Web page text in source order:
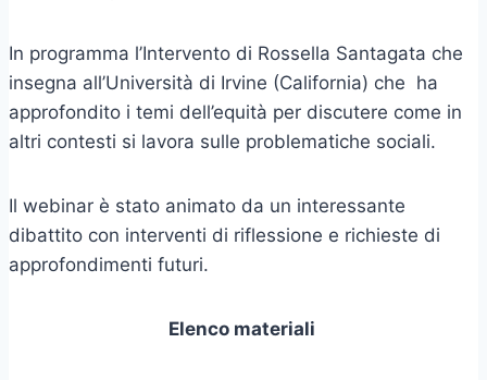
In programma l’Intervento di Rossella Santagata che
insegna all’Università di Irvine (California) che ha
approfondito i temi dell’equità per discutere come in
altri contesti si lavora sulle problematiche sociali.
Il webinar è stato animato da un interessante
dibattito con interventi di riflessione e richieste di
approfondimenti futuri.
Elenco materiali